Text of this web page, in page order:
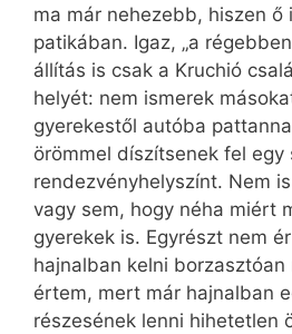
ma már nehezebb, hiszen ő
patikában. Igaz, „a
állítás is csak a Kruchió
helyét: nem ismerek
gyerekestől autóba
örömmel díszítsenek fel egy
rendezvényhelyszínt. Nem
vagy sem, hogy néha miért
gyerekek is. Egyrészt nem
hajnalban kelni
értem, mert már hajnalban
részesének lenni hihetetlen